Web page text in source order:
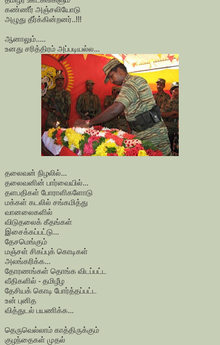
கண்ணீர் அஞ்சலியோடு
அழுது தீர்க்கின்றனர்..!!!
ஆனாலும்.....
உனது சரித்திரம் அப்படியல்ல...
தலைவன் நிழலில்...
தலைவனின் பார்வையில்...
தளபதிகள் போராளிகளோடு
மக்கள் கடலில் சங்கமித்து
வானலைகளில்
விடுதலைக் கீதங்கள்
இசைக்கப்பட்டு...
தேசமெங்கும்
மஞ்சள் சிகப்புக் கொடிகள்
அலங்கரிக்க...
தோரணங்கள் தொங்க விடப்பட்ட
வீதிகளில் - தமிழீழ
தேசியக் கொடி போர்த்தப்பட்ட
உன் புனித
வித்துடல் பயணிக்க...
தெருவெல்லாம் காத்திருக்கும்
குழந்தைகள் முதல்